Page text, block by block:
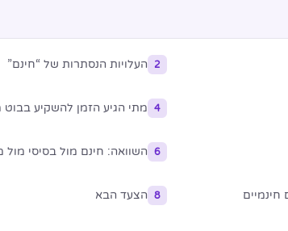
2 העלויות הנסתרות של “חינם”
4 מתי הגיע הזמן להשקיע בבוט
6 השוואה: חינם מול בסיסי
8 הצעד הבא